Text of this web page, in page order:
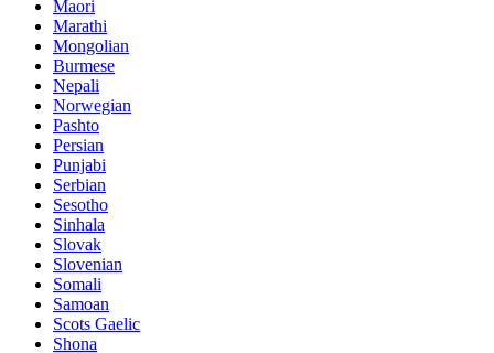
Maori
Marathi
Mongolian
Burmese
Nepali
Norwegian
Pashto
Persian
Punjabi
Serbian
Sesotho
Sinhala
Slovak
Slovenian
Somali
Samoan
Scots Gaelic
Shona